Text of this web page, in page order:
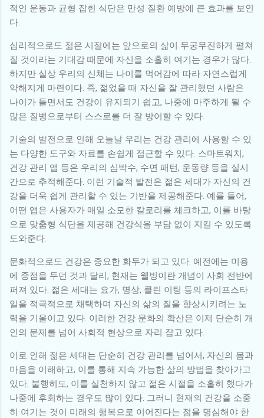
적인 운동과 균형 잡힌 식단은 만성 질환 예방에 큰 효과를 보인
다.
심리적으로도 젊은 시절에는 앞으로의 삶이 무궁무진하게 펼쳐
질 것이라는 기대감 때문에 자신을 소홀히 여기는 경우가 많다.
하지만 실상 우리의 신체는 나이를 먹어감에 따라 자연스럽게
약해지게 마련이다. 즉, 젊었을 때 자신을 잘 관리했던 사람은
나이가 들면서도 건강이 유지되기 쉽고, 나중에 마주하게 될 수
많은 질병으로부터 스스로를 더 잘 방어할 수 있다.
기술의 발전으로 인해 오늘날 우리는 건강 관리에 사용할 수 있
는 다양한 도구와 자료를 손쉽게 접근할 수 있다. 스마트워치,
건강 관리 앱 등은 우리의 심박수, 수면 패턴, 운동량 등을 실시
간으로 추적해준다. 이런 기술적 발전은 젊은 세대가 자신의 건
강을 더욱 쉽게 관리할 수 있는 기반을 제공해준다. 예를 들어,
어떤 앱은 사용자가 매일 소모한 칼로리를 체크하고, 이를 바탕
으로 맞춤형 식단을 제공해 건강식을 부담 없이 지킬 수 있도록
도와준다.
문화적으로도 건강은 중요한 화두가 되고 있다. 예전에는 미용
에 중점을 두던 것과 달리, 현재는 웰빙이란 개념이 사회 전반에
퍼져 있다. 젊은 세대는 요가, 명상, 클린 이팅 등의 라이프스타
일을 적극적으로 채택하며 자신의 삶의 질을 향상시키려는 노
력을 기울이고 있다. 이러한 건강 문화의 확산은 이제 단순히 개
인의 문제를 넘어 사회적 현상으로 자리 잡고 있다.
이로 인해 젊은 세대는 단순히 건강 관리를 넘어서, 자신의 몸과
마음을 이해하고, 이를 통해 지속 가능한 삶의 방법을 찾아가고
있다. 불행히도, 이를 실천하지 않고 젊은 시절을 소홀히 했다가
나중에 후회하는 경우도 많이 있다. 그러니 현재의 건강을 소중
히 여기는 것이 미래의 행복으로 이어진다는 점을 명심해야 한